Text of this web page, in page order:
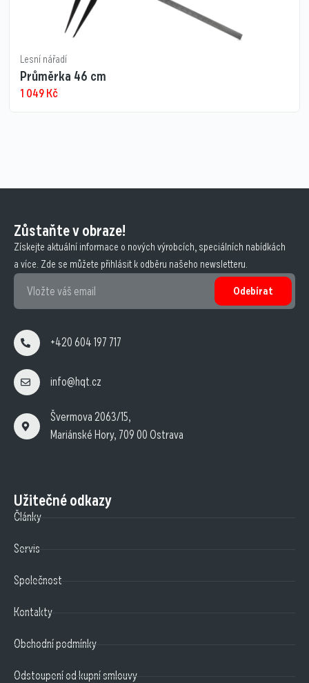
Lesní nářadí
Průměrka 46 cm
1 049Kč
Zůstaňte v obraze!
Získejte aktuální informace o nových výrobcích, speciálních nabídkách
a více. Zde se můžete přihlásit k odběru našeho newsletteru.
Odebírat
+420 604 197 717
info@hqt.cz
Švermova 2063/15,
Mariánské Hory, 709 00 Ostrava
Užitečné odkazy
Články
Servis
Společnost
Kontakty
Obchodní podmínky
Odstoupení od kupní smlouvy